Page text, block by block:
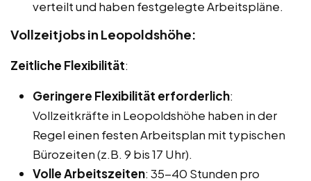
verteilt und haben festgelegte Arbeitspläne.
Vollzeitjobs in Leopoldshöhe:
Zeitliche Flexibilität:
Geringere Flexibilität erforderlich:
Vollzeitkräfte in Leopoldshöhe haben in der
Regel einen festen Arbeitsplan mit typischen
Bürozeiten (z.B. 9 bis 17 Uhr).
Volle Arbeitszeiten: 35-40 Stunden pro